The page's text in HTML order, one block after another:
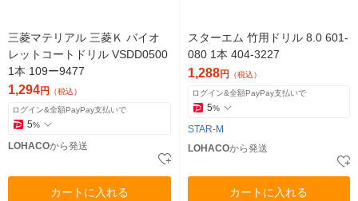
三菱マテリアル 三菱Ｋ バイオ
レットコートドリル VSDD0500
1本 109ー9477
1,294円 （税込）
ログイン&全額PayPay支払いで
5%
LOHACOから発送
カートに入れる
スターエム 竹用ドリル 8.0 601-
080 1本 404-3227
1,288円 （税込）
ログイン&全額PayPay支払いで
5%
STAR-M
LOHACOから発送
カートに入れる